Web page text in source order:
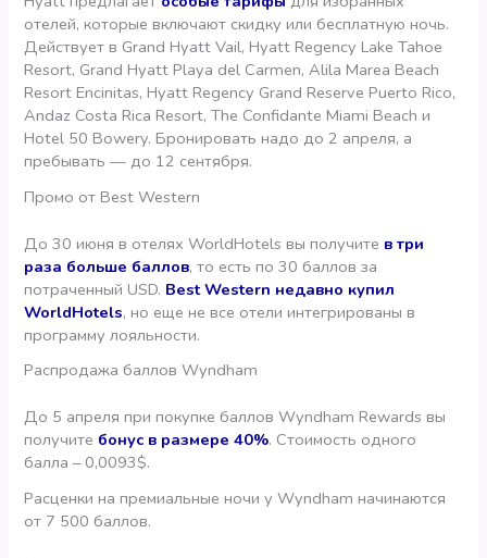
отелей, которые включают скидку или бесплатную ночь.
Действует в Grand Hyatt Vail, Hyatt Regency Lake Tahoe
Resort, Grand Hyatt Playa del Carmen, Alila Marea Beach
Resort Encinitas, Hyatt Regency Grand Reserve Puerto Rico,
Andaz Costa Rica Resort, The Confidante Miami Beach и
Hotel 50 Bowery. Бронировать надо до 2 апреля, а
пребывать — до 12 сентября.
Промо от Best Western
До 30 июня в отелях WorldHotels вы получите в три
раза больше баллов, то есть по 30 баллов за
потраченный USD. Best Western недавно купил
WorldHotels, но еще не все отели интегрированы в
программу лояльности.
Распродажа баллов Wyndham
До 5 апреля при покупке баллов Wyndham Rewards вы
получите бонус в размере 40%. Стоимость одного
балла – 0,0093$.
Расценки на премиальные ночи у Wyndham начинаются
от 7 500 баллов.